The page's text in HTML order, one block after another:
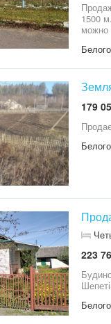
1500
можно
179
223